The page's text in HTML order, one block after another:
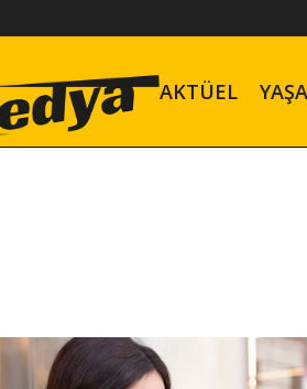
AKTÜEL